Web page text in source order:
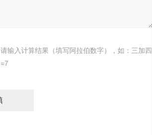
请输入计算结果（填写阿拉伯数字），如：三加四
=7